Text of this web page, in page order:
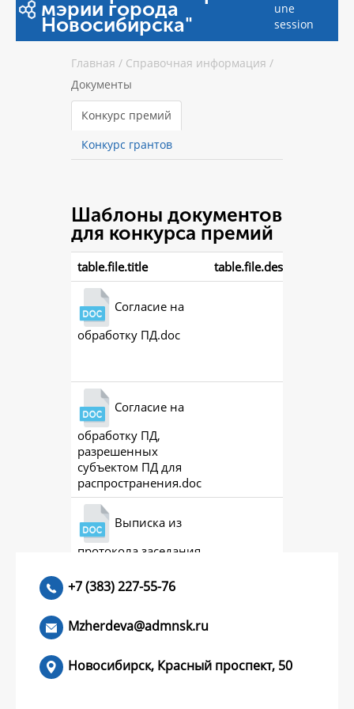
мэрии города
Новосибирска"
une
session
Главная / Справочная информация /
Документы
Конкурс премий
Конкурс грантов
Шаблоны документов
для конкурса премий
table.file.title table.file.description
Согласие на
обработку ПД.doc
Согласие на
обработку ПД,
разрешенных
субъектом ПД для
распространения.doc
Выписка из
протокола заседания
+7 (383) 227-55-76
Mzherdeva@admnsk.ru
Новосибирск, Красный проспект, 50